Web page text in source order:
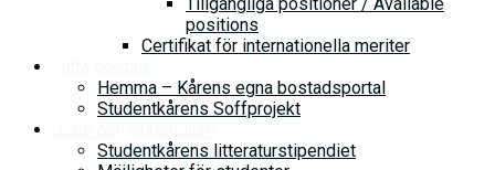
positions
Certifikat för internationella meriter
Hemma – Kårens egna bostadsportal
Studentkårens Soffprojekt
Studentkårens litteraturstipendiet